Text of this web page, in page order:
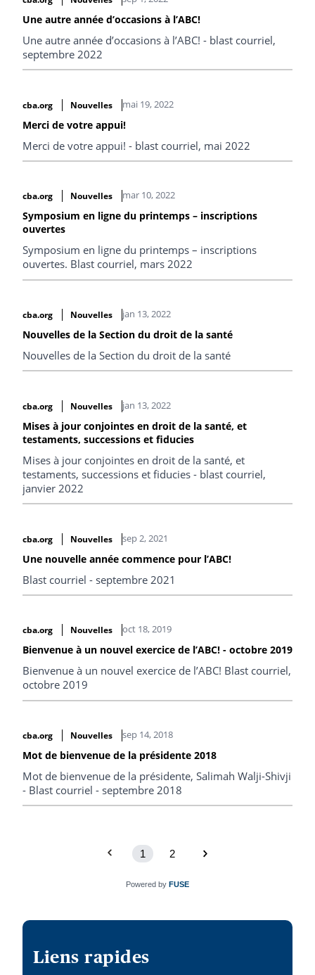
Une autre année d’occasions à l’ABC!
Une autre année d’occasions à l’ABC! - blast courriel,
septembre 2022
cba.org Nouvelles mai 19, 2022
Merci de votre appui!
Merci de votre appui! - blast courriel, mai 2022
cba.org Nouvelles mar 10, 2022
Symposium en ligne du printemps – inscriptions
ouvertes
Symposium en ligne du printemps – inscriptions
ouvertes. Blast courriel, mars 2022
cba.org Nouvelles jan 13, 2022
Nouvelles de la Section du droit de la santé
Nouvelles de la Section du droit de la santé
cba.org Nouvelles jan 13, 2022
Mises à jour conjointes en droit de la santé, et
testaments, successions et fiducies
Mises à jour conjointes en droit de la santé, et
testaments, successions et fiducies - blast courriel,
janvier 2022
cba.org Nouvelles sep 2, 2021
Une nouvelle année commence pour l’ABC!
Blast courriel - septembre 2021
cba.org Nouvelles oct 18, 2019
Bienvenue à un nouvel exercice de l’ABC! - octobre 2019
Bienvenue à un nouvel exercice de l’ABC! Blast courriel,
octobre 2019
cba.org Nouvelles sep 14, 2018
Mot de bienvenue de la présidente 2018
Mot de bienvenue de la présidente, Salimah Walji-Shivji
- Blast courriel - septembre 2018
1 2
Powered by FUSE
Liens rapides